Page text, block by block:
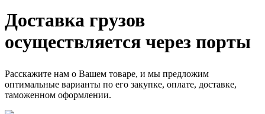
Доставка грузов
осуществляется через порты
Расскажите нам о Вашем товаре, и мы предложим
оптимальные варианты по его закупке, оплате, доставке,
таможенном оформлении.